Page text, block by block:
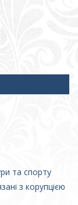
та спорту
з корупцією